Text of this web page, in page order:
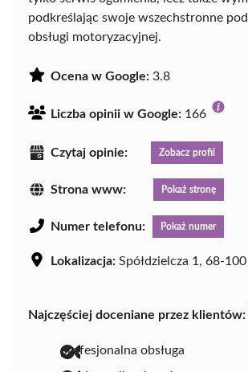
podkreślając swoje wszechstronne
obsługi motoryzacyjnej.
Ocena w Google: 3.8
Liczba opinii w Google: 166
Czytaj opinie: Zobacz profil
Strona www: Pokaż stronę
Numer telefonu: Pokaż numer
Lokalizacja: Spółdzielcza 1, 68-
Najczęściej doceniane przez klientów:
profesjonalna obsługa